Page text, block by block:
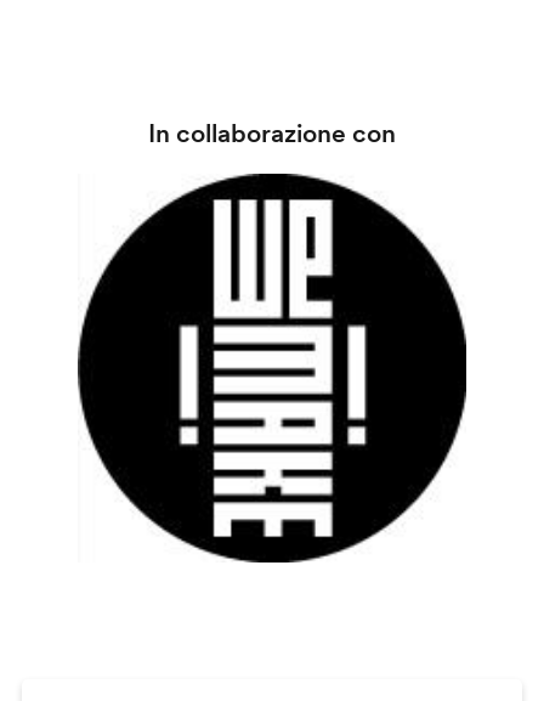
In collaborazione con